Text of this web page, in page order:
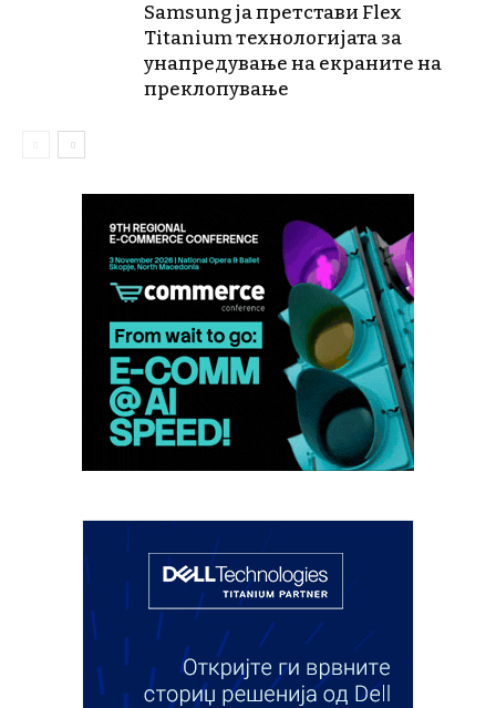
Samsung ја претстави Flex
Titanium технологијата за
унапредување на екраните на
преклопување